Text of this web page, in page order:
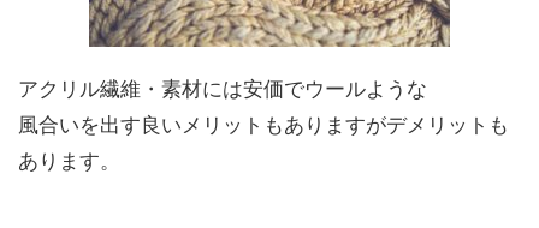
アクリル繊維・素材には安価でウールような
風合いを出す良いメリットもありますがデメリットも
あります。